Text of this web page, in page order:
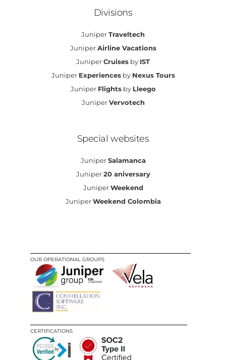
Divisions
JuniperTraveltech
JuniperAirline Vacations
JuniperCruises by IST
Juniper Experiencesby Nexus Tours
Juniper Flightsby Lleego
JuniperVervotech
Special websites
JuniperSalamanca
Juniper20 aniversary
JuniperWeekend
JuniperWeekend Colombia
OUR OPERATIONAL GROUPS
CERTIFICATIONS